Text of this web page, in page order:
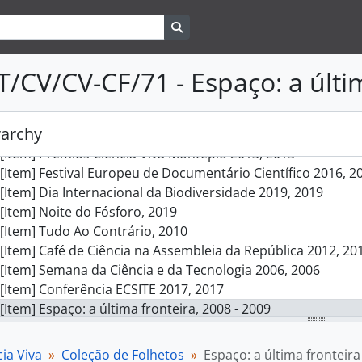
CV/CV-CF/71 - Espaço: a
[Item] Roteiro 4 - Sabores da cidade, s.d.
[Item] 16º Aniversário do Pavilhão do Conhecimento, 2015
[Item] The European Annual Conference - ECSITE 2007, 2007
[Item] Encontro Ciência 2016, 2016
[Item] Exposição a Física no dia-a-dia, 2006
[Item] Noite no Museu, 2009
[Item] Exposição Nanodiálogo, 2006
[Item] Prémios Ciência Viva Montepio 2013, 2013
[Item] Festival Europeu de Documentário Científico 2016,
[Item] Dia Internacional da Biodiversidade 2019, 2019
[Item] Noite do Fósforo, 2019
[Item] Tudo Ao Contrário, 2010
[Item] Café de Ciência na Assembleia da República 2012,
[Item] Semana da Ciência e da Tecnologia 2006, 2006
[Item] Conferência ECSITE 2017, 2017
[Item] Espaço: a última fronteira, 2008 - 2009
[Item] Exposição Corpo Imagem, 2011
[Item] Ciclo de Conversas Sexo e então?!, 2011
Viva Coleção de Folhetos Espaço: a última fronteira